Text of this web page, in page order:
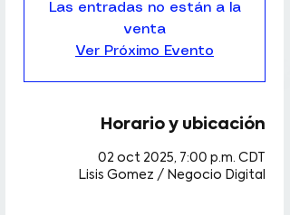
Las entradas no están a la
venta
Ver Próximo Evento
Horario y ubicación
02 oct 2025, 7:00 p.m. CDT
Lisis Gomez / Negocio Digital